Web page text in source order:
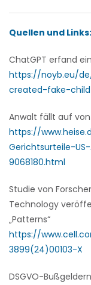
Quellen und Links:
ChatGPT erfand
https://noyb.eu/
created-fake-
Anwalt fällt auf
https://
Gerichtsurteile-
9068180.html
Studie von
Technology
„Patterns“
https://
3899(24)00103-X
DSGVO-